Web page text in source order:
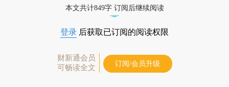
本文共计849字 订阅后继续阅读
登录 后获取已订阅的阅读权限
财新通会员
可畅读全文
订阅/会员升级